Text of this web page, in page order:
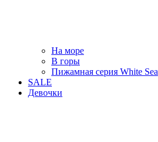
На море
В горы
Пижамная серия White Sea
SALE
Девочки